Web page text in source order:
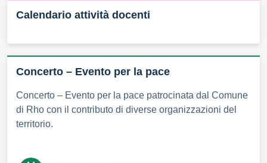
Calendario attività docenti
Concerto – Evento per la pace
Concerto – Evento per la pace patrocinata dal Comune
di Rho con il contributo di diverse organizzazioni del
territorio.